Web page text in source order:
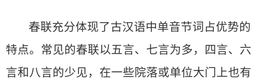
春联充分体现了古汉语中单音节词占优势的
特点。常见的春联以五言、七言为多，四言、六
言和八言的少见，在一些院落或单位大门上也有